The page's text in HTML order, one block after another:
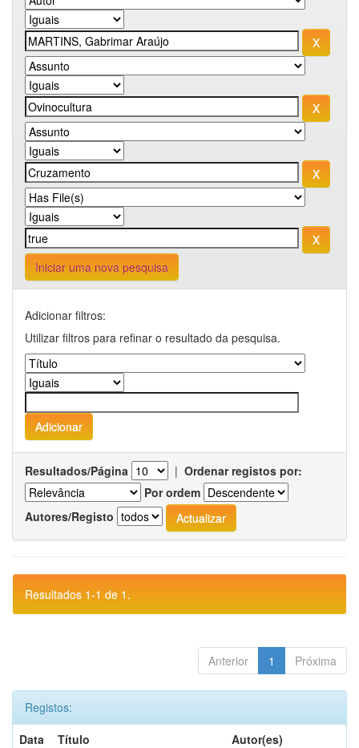
Iniciar uma nova pesquisa
Adicionar filtros:
Utilizar filtros para refinar o resultado da pesquisa.
Resultados/Página | Ordenar registos por:
Por ordem
Autores/Registo
Resultados 1-1 de 1.
Anterior 1 Próxima
Registos:
Data
Título
Autor(es)